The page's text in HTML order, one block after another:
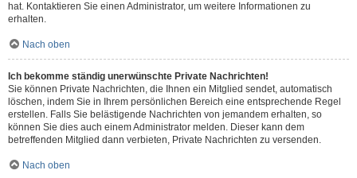
hat. Kontaktieren Sie einen Administrator, um weitere Informationen zu
erhalten.
Nach oben
Ich bekomme ständig unerwünschte Private Nachrichten!
Sie können Private Nachrichten, die Ihnen ein Mitglied sendet, automatisch
löschen, indem Sie in Ihrem persönlichen Bereich eine entsprechende Regel
erstellen. Falls Sie belästigende Nachrichten von jemandem erhalten, so
können Sie dies auch einem Administrator melden. Dieser kann dem
betreffenden Mitglied dann verbieten, Private Nachrichten zu versenden.
Nach oben